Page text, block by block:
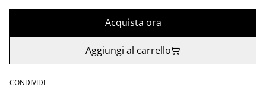
Acquista ora
Aggiungi al carrello
CONDIVIDI